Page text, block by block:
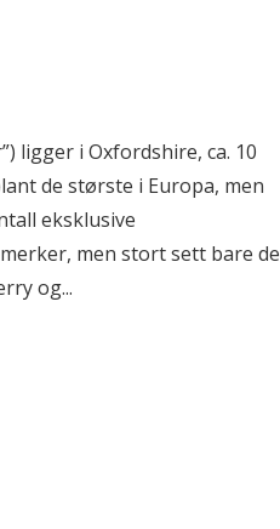
ligger i Oxfordshire, ca. 10
de største i Europa, men
eksklusive
men stort sett bare de
og...